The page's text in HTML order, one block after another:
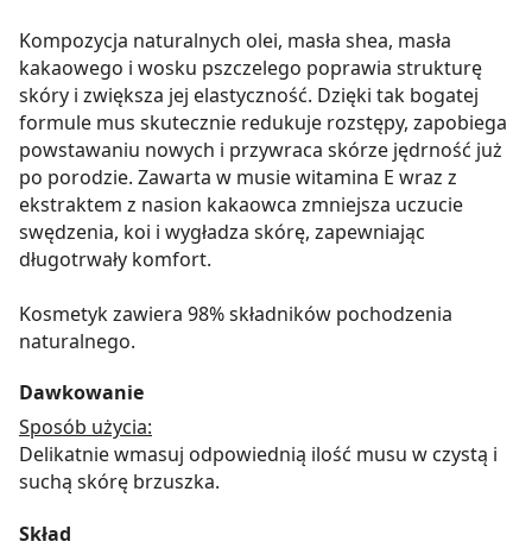
Kompozycja naturalnych olei, masła shea, masła
kakaowego i wosku pszczelego poprawia strukturę
skóry i zwiększa jej elastyczność. Dzięki tak bogatej
formule mus skutecznie redukuje rozstępy, zapobiega
powstawaniu nowych i przywraca skórze jędrność już
po porodzie. Zawarta w musie witamina E wraz z
ekstraktem z nasion kakaowca zmniejsza uczucie
swędzenia, koi i wygładza skórę, zapewniając
długotrwały komfort.
Kosmetyk zawiera 98% składników pochodzenia
naturalnego.
Dawkowanie
Sposób użycia:
Delikatnie wmasuj odpowiednią ilość musu w czystą i
suchą skórę brzuszka.
Skład